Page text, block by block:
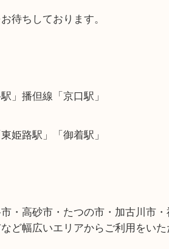
ルネックレス、ジッポ、壊れた
へご依頼ください！
とで海外マーケットからの引き
客様も金杯を売りたい時は、ぜ